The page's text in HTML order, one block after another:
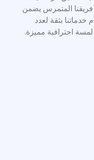
المتمرس يضمن
خدماتنا بثقة لعدد
احترافية مميزة.